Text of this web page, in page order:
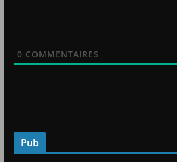
0 COMMENTAIRES
Pub